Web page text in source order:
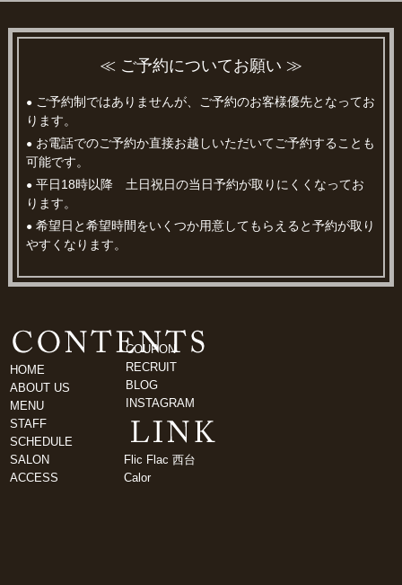
≪ ご予約についてお願い ≫
● ご予約制ではありませんが、ご予約のお客様優先となってお
ります。
● お電話でのご予約か直接お越しいただいてご予約することも
可能です。
● 平日18時以降 土日祝日の当日予約が取りにくくなってお
ります。
● 希望日と希望時間をいくつか用意してもらえると予約が取り
やすくなります。
HOME
ABOUT US
MENU
STAFF
SCHEDULE
SALON
ACCESS
COUPON
RECRUIT
BLOG
INSTAGRAM
Flic Flac 西台
Calor